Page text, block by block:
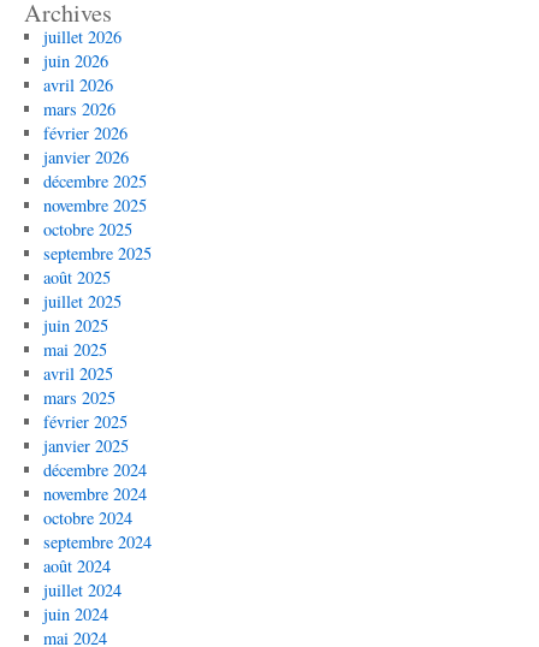
Archives
juillet 2026
juin 2026
avril 2026
mars 2026
février 2026
janvier 2026
décembre 2025
novembre 2025
octobre 2025
septembre 2025
août 2025
juillet 2025
juin 2025
mai 2025
avril 2025
mars 2025
février 2025
janvier 2025
décembre 2024
novembre 2024
octobre 2024
septembre 2024
août 2024
juillet 2024
juin 2024
mai 2024